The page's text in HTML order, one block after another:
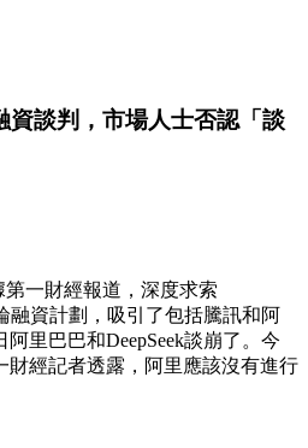
資談判，市場人士否認「談
第一財經報道，深度求索
融資計劃，吸引了包括騰訊和阿
里巴巴和DeepSeek談崩了。今
財經記者透露，阿里應該沒有進行